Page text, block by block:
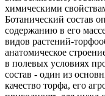
химическими
Ботанический состав
содержанию в его
видов растений-
анатомическое
в полевых условиях
состав - один из
качество торфа, его